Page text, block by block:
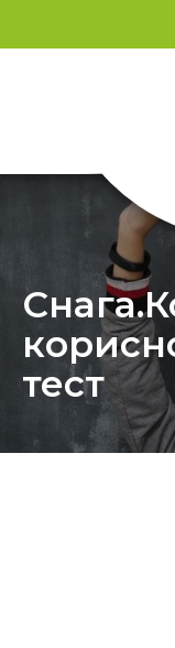
тест